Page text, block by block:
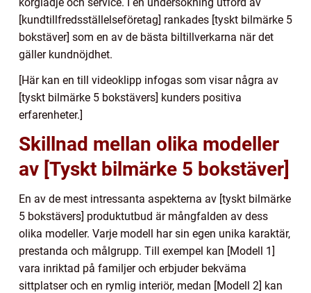
[kundtillfredsställelseföretag] rankades [tyskt bilmärke 5
bokstäver] som en av de bästa biltillverkarna när det
gäller kundnöjdhet.
[Här kan en till videoklipp infogas som visar några av
[tyskt bilmärke 5 bokstävers] kunders positiva
erfarenheter.]
Skillnad mellan olika modeller
av [Tyskt bilmärke 5 bokstäver]
En av de mest intressanta aspekterna av [tyskt bilmärke
5 bokstävers] produktutbud är mångfalden av dess
olika modeller. Varje modell har sin egen unika karaktär,
prestanda och målgrupp. Till exempel kan [Modell 1]
vara inriktad på familjer och erbjuder bekväma
sittplatser och en rymlig interiör, medan [Modell 2] kan